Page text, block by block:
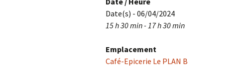
Date(s) - 06/04/2024
15 h 30 min - 17 h 30 min
Emplacement
Café-Epicerie Le PLAN B